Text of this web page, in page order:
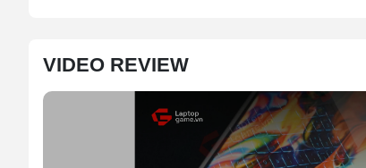
VIDEO REVIEW